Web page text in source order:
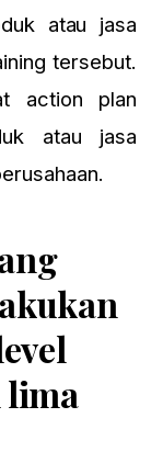
atau jasa
tersebut.
action plan
atau jasa
lima